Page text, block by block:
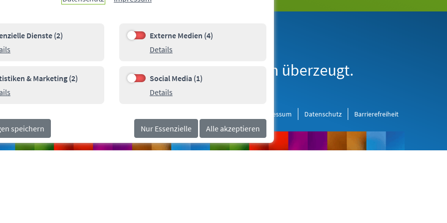
Paderborn überzeugt.
Impressum Datenschutz Barrierefreiheit
Dienste (2)
Dienste (2)
Externe Medien (4)
Externe Medien (4)
Details
Marketing (2)
& Marketing (2)
Social Media (1)
Social Media (1)
Details
speichern Nur Essenzielle Alle akzeptieren